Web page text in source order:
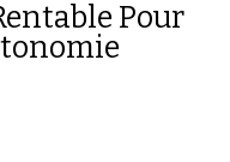
Pour